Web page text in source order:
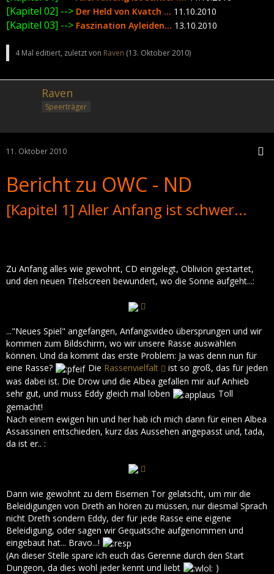
[Kapitel 02] --> Der Held von Kvatch ... 11.10.2010
[Kapitel 03] --> Faszination Ayleiden... 13.10.2010
4 Mal editiert, zuletzt von Raven (13. Oktober 2010)
Raven
Speerträger
11. Oktober 2010
Bericht zu OWC - ND
[Kapitel 1] Aller Anfang ist schwer...
Zu Anfang alles wie gewohnt, CD eingelegt, Oblivion gestartet,
und den neuen Titelscreen bewundert, wo die Sonne aufgeht...:
..."Neues Spiel" angefangen, Anfangsvideo übersprungen und wir
kommen zum Bildschirm, wo wir unsere Rasse auswählen
können. Und da kommt das erste Problem: Ja was denn nun für
eine Rasse?
Die Rassenvielfalt
ist so groß, das für jeden
was dabei ist. Die Drow und die Albea gefallen mir auf Anhieb
sehr gut, und muss Eddy gleich mal loben
Toll
gemacht!
Nach einem ewigen hin und her hab ich mich dann für einen Albea
Assassinen entschieden, kurz das Aussehen angepasst und, tada,
da ist er.. :
Dann wie gewohnt zu dem Eisernen Tor gelatscht, um mir die
Beleidigungen von Dreth an hören zu müssen, nur diesmal Sprach
nicht Dreth sondern Eddy, der für jede Rasse eine eigene
Beleidigung, oder sagen wir Gequatsche aufgenommen und
eingebaut hat... Bravo...!
(An dieser Stelle spare ich euch das Gerenne durch den Start
Dungeon, da dies wohl jeder kennt und liebt
)